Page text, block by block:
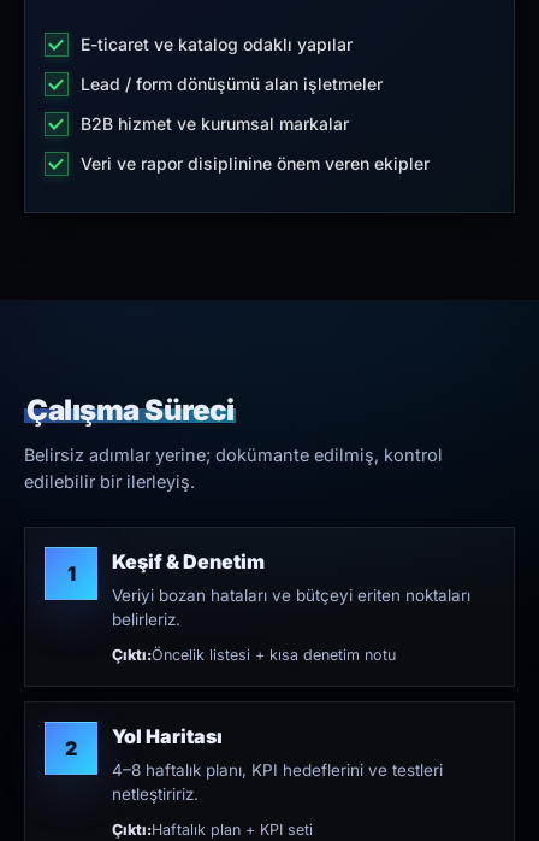
E-ticaret ve katalog odaklı yapılar
Lead / form dönüşümü alan işletmeler
B2B hizmet ve kurumsal markalar
Veri ve rapor disiplinine önem veren ekipler
Çalışma Süreci
Belirsiz adımlar yerine; dokümante edilmiş, kontrol
edilebilir bir ilerleyiş.
1 Keşif & Denetim
Veriyi bozan hataları ve bütçeyi eriten noktaları
belirleriz.
Çıktı:Öncelik listesi + kısa denetim notu
2 Yol Haritası
4–8 haftalık planı, KPI hedeflerini ve testleri
netleştiririz.
Çıktı:Haftalık plan + KPI seti